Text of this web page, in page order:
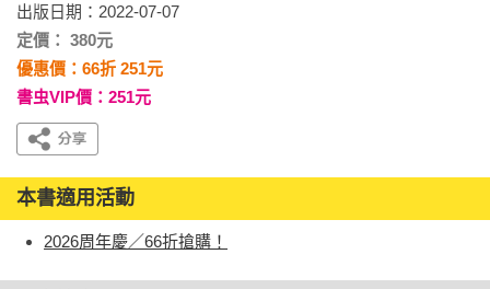
出版日期：2022-07-07
定價： 380元
優惠價：66折 251元
書虫VIP價：251元
本書適用活動
2026周年慶／66折搶購！